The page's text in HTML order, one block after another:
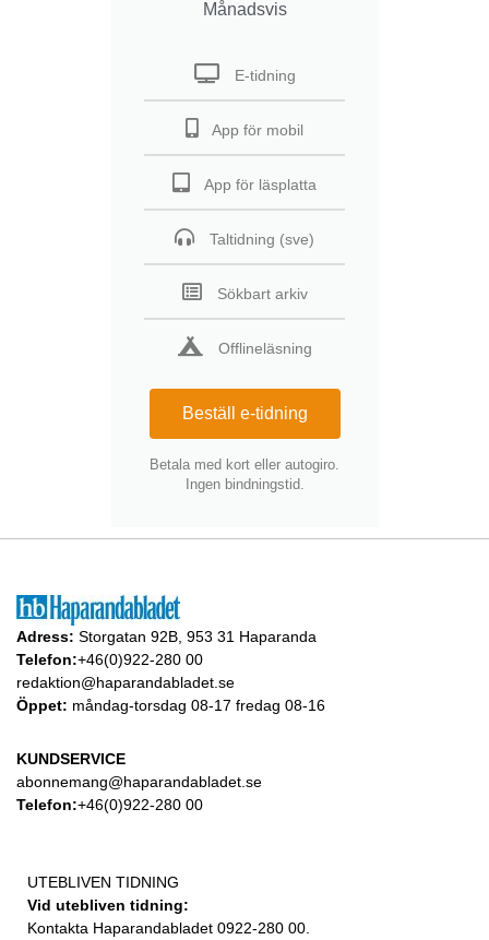
Månadsvis
E-tidning
App för mobil
App för läsplatta
Taltidning (sve)
Sökbart arkiv
Offlineläsning
Beställ e-tidning
Betala med kort eller autogiro.
Ingen bindningstid.
Adress: Storgatan 92B, 953 31 Haparanda
Telefon:+46(0)922-280 00
redaktion@haparandabladet.se
Öppet: måndag-torsdag 08-17 fredag 08-16
KUNDSERVICE
abonnemang@haparandabladet.se
Telefon:+46(0)922-280 00
UTEBLIVEN TIDNING
Vid utebliven tidning:
Kontakta Haparandabladet 0922-280 00.